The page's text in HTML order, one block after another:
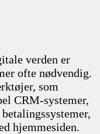
verden er
ofte nødvendig.
som
CRM-systemer,
hjemmesiden.